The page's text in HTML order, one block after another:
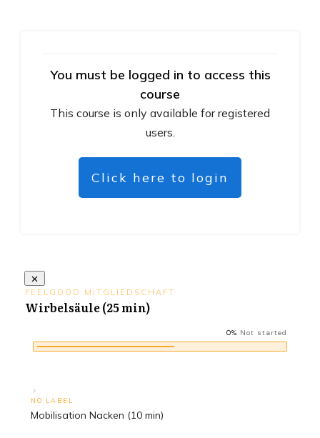
You must be logged in to access this
course
This course is only available for registered
users.
Click here to login
FEELGOOD MITGLIEDSCHAFT
Wirbelsäule (25 min)
0% Not started
NO LABEL
Mobilisation Nacken (10 min)